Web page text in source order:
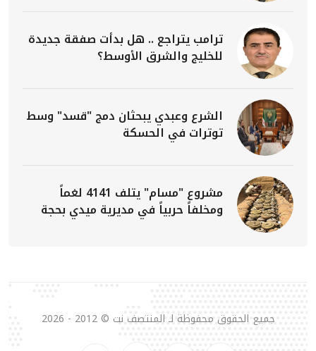
ترامب يتراجع .. هل بدأت صفقة جديدة
للخليج والشرق الأوسط؟
الشرع وعبدي يبحثان دمج "قسد" وسط
توترات في الحسكة
مشروع "مسام" يتلف 4141 لغماً
ومخلفاً حربياً في مديرية ميدي بحجة
جميع الحقوق محفوظة لـ المنتصف نت © 2012 - 2026